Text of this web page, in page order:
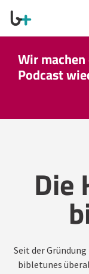
Wir
Podcast
Die
Seit der
bibletunes